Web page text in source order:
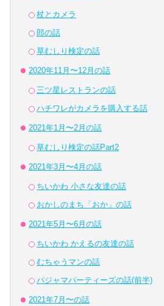
杖とカメラ
郎の話
草むしり検定の話
2020年11月〜12月の話
三ツ星レストランの話
ハチワレがカメラを購入する話
2021年1月〜2月の話
草むしり検定の話Part2
2021年3月〜4月の話
ちいかわ 小さな友達の話
おかしのまち「おか」の話
2021年5月〜6月の話
ちいかわ かえるの友達の話
むちゃうマンの話
パジャマパーティーズの話(前半)
2021年7月〜の話